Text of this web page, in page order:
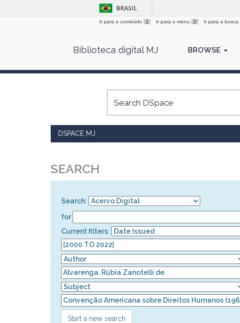
BRASIL
Ir para o conteúdo 1 Ir para o menu 2 Ir para a busca
Biblioteca digital MJ BROWSE
DSPACE MJ
SEARCH
Search:
for
Current filters:
Start a new search